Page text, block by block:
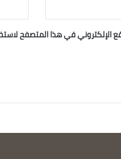
الإلكتروني في هذا المتصفح